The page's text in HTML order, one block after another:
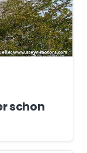
schon